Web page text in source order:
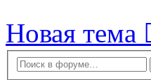
Новая тема